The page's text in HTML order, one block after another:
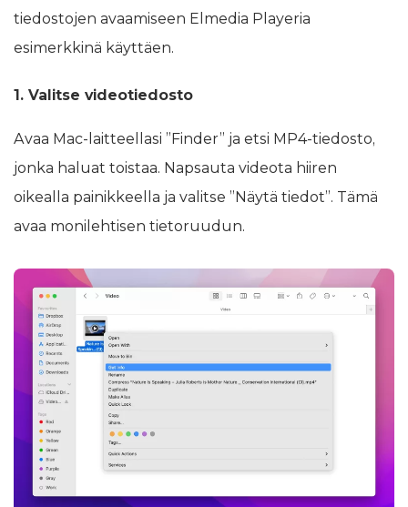
tiedostojen avaamiseen Elmedia Playeria
esimerkkinä käyttäen.
1. Valitse videotiedosto
Avaa Mac-laitteellasi ”Finder” ja etsi MP4-tiedosto,
jonka haluat toistaa. Napsauta videota hiiren
oikealla painikkeella ja valitse ”Näytä tiedot”. Tämä
avaa monilehtisen tietoruudun.